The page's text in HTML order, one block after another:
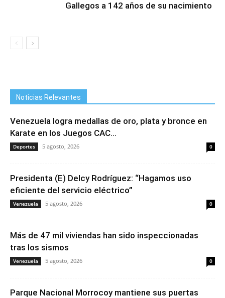
Gallegos a 142 años de su nacimiento
Noticias Relevantes
Venezuela logra medallas de oro, plata y bronce en
Karate en los Juegos CAC...
Deportes 5 agosto, 2026 0
Presidenta (E) Delcy Rodríguez: “Hagamos uso
eficiente del servicio eléctrico”
Venezuela 5 agosto, 2026 0
Más de 47 mil viviendas han sido inspeccionadas
tras los sismos
Venezuela 5 agosto, 2026 0
Parque Nacional Morrocoy mantiene sus puertas